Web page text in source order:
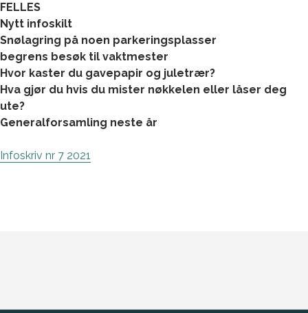
FELLES
Nytt infoskilt
Snølagring på noen parkeringsplasser
begrens besøk til vaktmester
Hvor kaster du gavepapir og juletrær?
Hva gjør du hvis du mister nøkkelen eller låser deg
ute?
Generalforsamling neste år
Infoskriv nr 7 2021